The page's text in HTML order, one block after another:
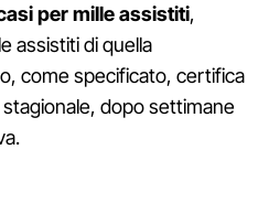
per mille assistiti,
assistiti di quella
come specificato, certifica
dopo settimane